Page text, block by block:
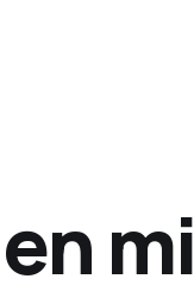
mi